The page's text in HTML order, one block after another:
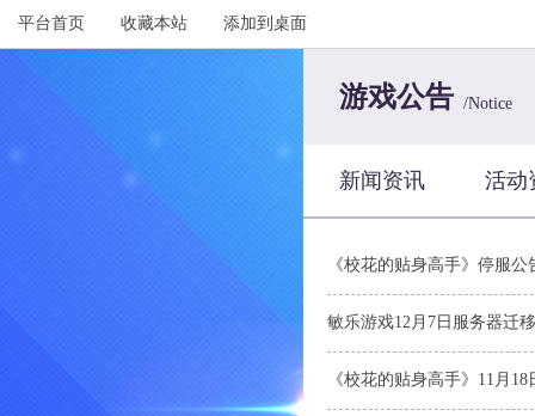
游戏公告 /Notice
新闻资讯 活动
《校花的贴身高手》停服公
敏乐游戏12月7日服务器迁
《校花的贴身高手》11月
平台首页 收藏本站 添加到桌面